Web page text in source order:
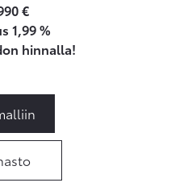
€
1,99 %
hinnalla!